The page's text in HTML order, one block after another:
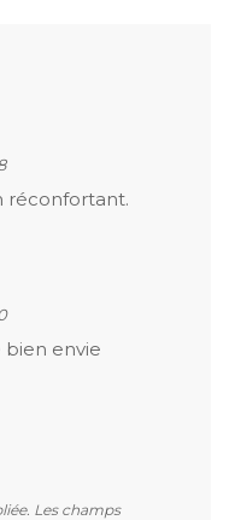
réconfortant.
envie
Les champs